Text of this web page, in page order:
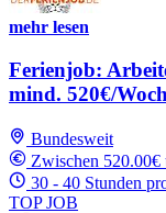
mehr lesen
Ferienjob:
mind. 520€/
Bundesweit
Zwischen 520.00€
30 - 40 Stunden
TOP JOB